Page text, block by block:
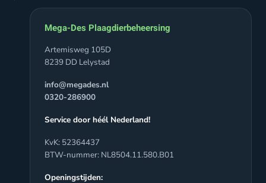
Mega-Des Plaagdierbeheersing
Artemisweg 105D
8239 DD Lelystad
info@megades.nl
0320-286900
Service door héél Nederland!
KvK: 52364437
BTW-nummer: NL8504.11.580.B01
Openingstijden: